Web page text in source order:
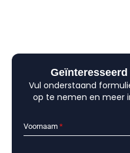
Vul onderstaand
op te nemen en meer
Voornaam *